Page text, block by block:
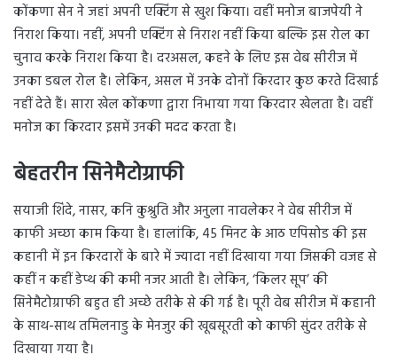
कोंकणा सेन ने जहां अपनी एक्टिंग से खुश किया। वहीं मनोज बाजपेयी ने
निराश किया। नहीं, अपनी एक्टिंग से निराश नहीं किया बल्कि इस रोल का
चुनाव करके निराश किया है। दरअसल, कहने के लिए इस वेब सीरीज में
उनका डबल रोल है। लेकिन, असल में उनके दोनों किरदार कुछ करते दिखाई
नहीं देते हैं। सारा खेल कोंकणा द्वारा निभाया गया किरदार खेलता है। वहीं
मनाेज का किरदार इसमें उनकी मदद करता है।
बेहतरीन सिनेमैटोग्राफी
सयाजी शिंदे, नासर, कनि कुश्रुति और अनुला नावलेकर ने वेब सीरीज में
काफी अच्छा काम किया है। हालांकि, 45 मिनट के आठ एपिसोड की इस
कहानी में इन किरदारों के बारे में ज्यादा नहीं दिखाया गया जिसकी वजह से
कहीं न कहीं डेप्थ की कमी नजर आती है। लेकिन, ‘किलर सूप’ की
सिनेमैटोग्राफी बहुत ही अच्छे तरीके से की गई है। पूरी वेब सीरीज में कहानी
के साथ-साथ तमिलनाडु के मेनजुर की खूबसूरती को काफी सुंदर तरीके से
दिखाया गया है।